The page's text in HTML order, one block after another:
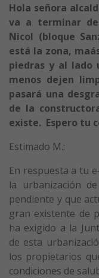
Hola señora
va a terminar
Nicol (bloque
está la zona,
piedras y al lado
menos dejen
pasará una
de la
existe. Espero tu
Estimado M.:
En respuesta a tu
la urbanización
pendiente y que
gran existente de
ha exigido a la
de esta
los propietarios
condiciones de